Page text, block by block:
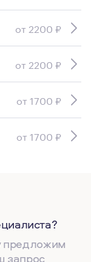
от 2200 ₽
от 2200 ₽
от 1700 ₽
от 1700 ₽
предложим
запрос